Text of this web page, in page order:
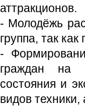
аттракционов.
- Молодёжь
группа, так
-
граждан на
состояния и
видов техники,